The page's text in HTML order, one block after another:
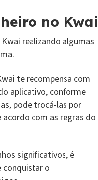
no Kwai
realizando algumas
te recompensa com
aplicativo, conforme
pode trocá-las por
com as regras do
significativos, é
conquistar o